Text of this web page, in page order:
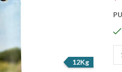
12Kg